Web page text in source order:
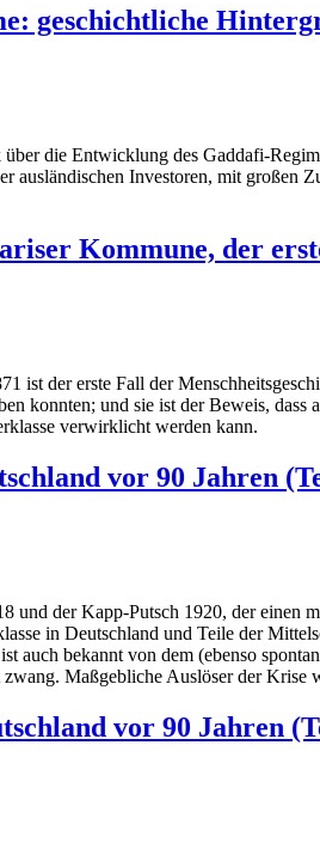
geschichtliche
die Entwicklung des Gaddafi-
ausländischen Investoren, mit großen
Kommune, der
ist der erste Fall der
konnten; und sie ist der Beweis,
verwirklicht werden kann.
vor 90 Jahren
und der Kapp-Putsch 1920, der einen
in Deutschland und Teile der
auch bekannt von dem (ebenso
Maßgebliche Auslöser der Krise
vor 90 Jahren